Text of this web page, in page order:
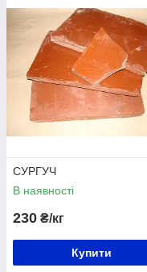
СУРГУЧ
В наявності
230 ₴/кг
Купити